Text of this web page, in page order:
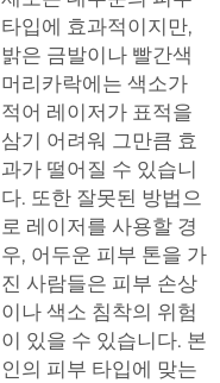
타입에 효과적이지만,
밝은 금발이나 빨간색
머리카락에는 색소가
적어 레이저가 표적을
삼기 어려워 그만큼 효
과가 떨어질 수 있습니
다. 또한 잘못된 방법으
로 레이저를 사용할 경
우, 어두운 피부 톤을 가
진 사람들은 피부 손상
이나 색소 침착의 위험
이 있을 수 있습니다. 본
인의 피부 타입에 맞는